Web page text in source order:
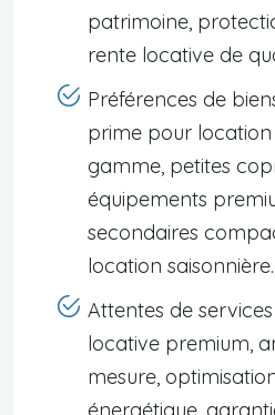
patrimoine,
rente locative de
Préférences de
prime pour
gamme, petites
équipements
secondaires
location saisonnière.
Attentes de
locative premium,
mesure,
énergétique,